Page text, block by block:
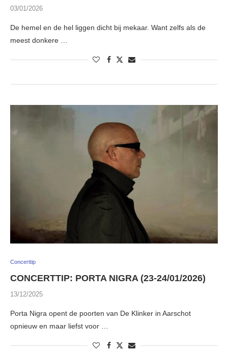
03/01/2026
De hemel en de hel liggen dicht bij mekaar. Want zelfs als de
meest donkere …
Concerttip
CONCERTTIP: PORTA NIGRA (23-24/01/2026)
13/12/2025
Porta Nigra opent de poorten van De Klinker in Aarschot
opnieuw en maar liefst voor …